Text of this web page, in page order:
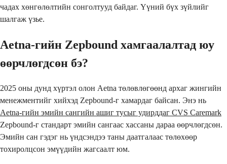
чадах хөнгөлөлтийн сонголтууд байдаг. Үүний бүх зүйлийг
шалгаж үзье.
Aetna-гийн Zepbound хамгаалалтад юу
өөрчлөгдсөн бэ?
2025 оны дунд хүртэл олон Aetna төлөвлөгөөнд архаг жингийн
менежментийг хийхэд Zepbound-г хамардаг байсан. Энэ нь
Aetna-гийн эмийн сангийн ашиг тусыг удирддаг CVS Caremark
Zepbound-г стандарт эмийн сангаас хассаны дараа өөрчлөгдсөн.
Эмийн сан гэдэг нь үндсэндээ таны даатгалаас төлөхөөр
тохиролцсон эмүүдийн жагсаалт юм.